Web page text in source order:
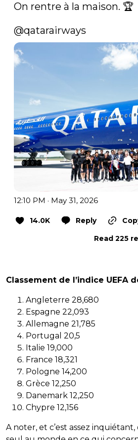
On rentre à la maison. 🏆
@qatarairways
12:10 PM · May 31, 2026
14.0K Reply
Read 225
Classement de l’indice UEFA
Angleterre 28,680
Espagne 22,093
Allemagne 21,785
Portugal 20,5
Italie 19,000
France 18,321
Pologne 14,200
Grèce 12,250
Danemark 12,250
Chypre 12,156
A noter, et c’est assez